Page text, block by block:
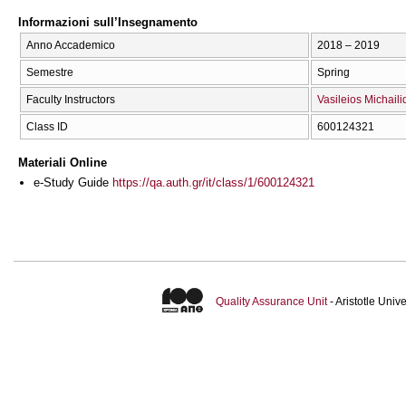
Informazioni sull’Insegnamento
Anno Accademico 2018 – 2019
Semestre Spring
Faculty Instructors Vasileios
Class ID 600124321
Materiali Online
e-Study Guide https://qa.auth.gr/it/class/1/600124321
Quality Assurance Unit- Aristotle